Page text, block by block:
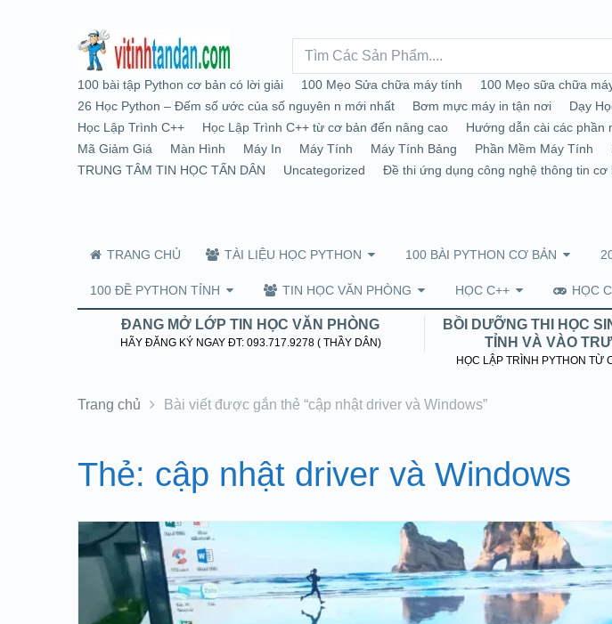
100 bài tập Python cơ bản có lời giải 100 Mẹo Sửa chữa máy tính 100 Mẹo sữa chữa
26 Học Python – Đếm số ước của số nguyên n mới nhất
Bơm mực máy in tận nơi Dạy
Học Lập Trình C++
Học Lập Trình C++ từ cơ bản đến nâng cao Hướng dẫn cài các phần
Mã Giảm Giá
Màn Hình Máy In Máy Tính Máy Tính Bảng Phần Mềm Máy Tính
TRUNG TÂM TIN HỌC TẤN DÂN
Uncategorized Đề thi ứng dụng công nghệ thông tin cơ
TRANG CHỦ TÀI LIỆU HỌC PYTHON 100 BÀI PYTHON CƠ BẢN
100 ĐỀ PYTHON TỈNH TIN HỌC VĂN PHÒNG HỌC C++ HỌC
ĐANG MỞ LỚP TIN HỌC VĂN PHÒNG
HÃY ĐĂNG KÝ NGAY ĐT: 093.717.9278 ( THẦY DÂN)
BỒI DƯỠNG THI HỌC
TỈNH VÀ VÀO
HỌC LẬP TRÌNH PYTHON TỪ
Trang chủ Bài viết được gắn thẻ “cập nhật driver và Windows”
Thẻ: cập nhật driver và Windows